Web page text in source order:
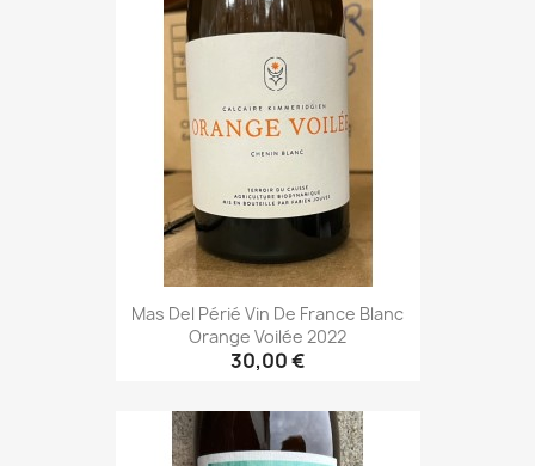
Mas Del Périé Vin De France Blanc
Orange Voilée 2022
30,00 €